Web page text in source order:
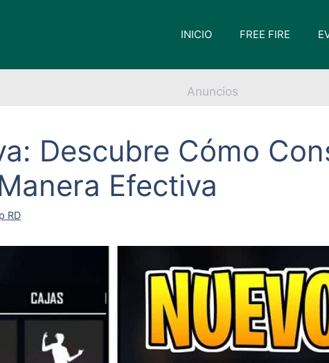
INICIO FREE FIRE
Anuncios
Descubre Cómo
Efectiva
RD